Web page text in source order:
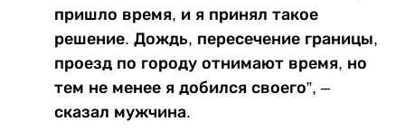
пришло время, и я принял такое
решение. Дождь, пересечение границы,
проезд по городу отнимают время, но
тем не менее я добился своего”, –
сказал мужчина.